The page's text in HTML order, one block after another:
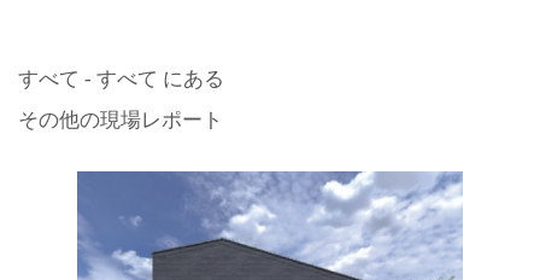
すべて - すべて にある
その他の現場レポート